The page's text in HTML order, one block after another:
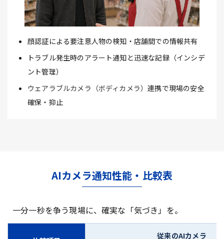
顔認証による要注意人物の検知・店舗間での情報共有
トラブル発生時のアラート通知と迅速な記録（インシデ
ント管理）
ウェアラブルカメラ（ボディカメラ）連携で現場の安全
確保・抑止
AIカメラ通知性能・比較表
一分一秒を争う現場に、確実な「気づき」を。
従来のAIカメラ